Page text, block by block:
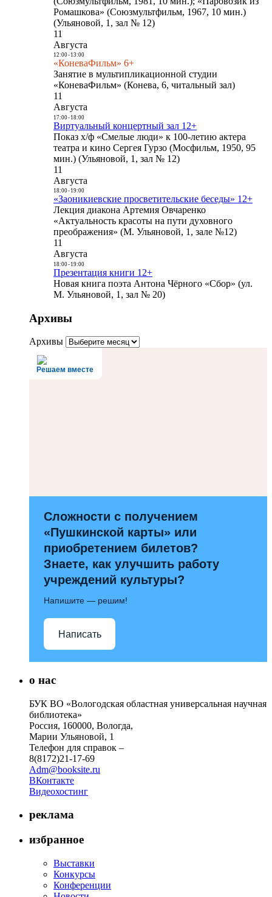
Ромашкова» (Союзмультфильм, 1967, 10 мин.)
(Ульяновой, 1, зал № 12)
11
Августа
12:00- 13:00
«КоневаФильм» 6+
Занятие в мультипликационной студии
«КоневаФильм» (Конева, 6, читальный зал)
11
Августа
17:00- 18:00
Виртуальный концертный зал 12+
Показ х/ф «Смелые люди» к 100-летию актера
театра и кино Сергея Гурзо (Мосфильм, 1950, 95
мин.) (Ульяновой, 1, зал № 12)
11
Августа
18:00- 19:00
«Заоникиевские просветительские беседы» 12+
Лекция диакона Артемия Овчаренко
«Актуальность красоты на пути духовного
преображения» (М. Ульяновой, 1, зале №12)
11
Августа
18:00- 19:00
Презентация книги 12+
Новая книга поэта Антона Чёрного «Сбор» (ул.
М. Ульяновой, 1, зал № 20)
Архивы
Архивы
Решаем вместе
Сложности с получением
«Пушкинской карты» или
приобретением билетов?
Знаете, как улучшить работу
учреждений культуры?
Напишите — решим!
Написать
о нас
БУК ВО «Вологодская областная универсальная научная
библиотека»
Россия, 160000, Вологда,
Марии Ульяновой, 1
Телефон для справок –
8(8172)21-17-69
Adm@booksite.ru
ВКонтакте
Видеохостинг
реклама
избранное
Выставки
Конкурсы
Конференции